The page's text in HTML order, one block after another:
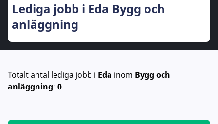
Lediga jobb i Eda Bygg och
anläggning
Totalt antal lediga jobb i Eda inom Bygg och
anläggning: 0